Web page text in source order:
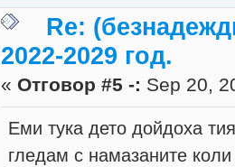
Re:
2022-2029 год.
« Отговор #5 -: Sep 20,
Еми тука дето дойдоха
гледам с намазаните